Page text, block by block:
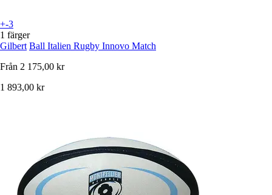
+-3
1 färger
Gilbert Ball Italien Rugby Innovo Match
Från 2 175,00 kr
1 893,00 kr